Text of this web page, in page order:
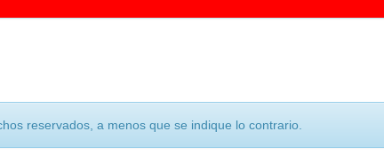
reservados, a menos que se indique lo contrario.